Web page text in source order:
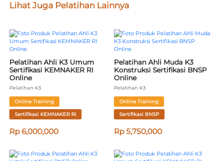
Lihat Juga Pelatihan Lainnya
Pelatihan Ahli K3 Umum
Sertifikasi KEMNAKER RI
Online
Pelatihan K3
Online Training
Sertifikasi KEMNAKER RI
Rp 6,000,000
Pelatihan Ahli Muda K3
Konstruksi Sertifikasi BNSP
Online
Pelatihan K3
Online Training
Sertifikasi BNSP
Rp 5,750,000